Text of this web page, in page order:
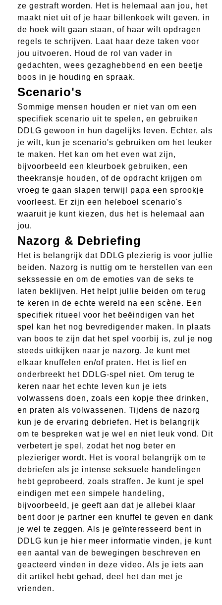
ze gestraft worden. Het is helemaal aan jou, het
maakt niet uit of je haar billenkoek wilt geven, in
de hoek wilt gaan staan, of haar wilt opdragen
regels te schrijven. Laat haar deze taken voor
jou uitvoeren. Houd de rol van vader in
gedachten, wees gezaghebbend en een beetje
boos in je houding en spraak.
Scenario's
Sommige mensen houden er niet van om een
specifiek scenario uit te spelen, en gebruiken
DDLG gewoon in hun dagelijks leven. Echter, als
je wilt, kun je scenario's gebruiken om het leuker
te maken. Het kan om het even wat zijn,
bijvoorbeeld een kleurboek gebruiken, een
theekransje houden, of de opdracht krijgen om
vroeg te gaan slapen terwijl papa een sprookje
voorleest. Er zijn een heleboel scenario's
waaruit je kunt kiezen, dus het is helemaal aan
jou.
Nazorg & Debriefing
Het is belangrijk dat DDLG plezierig is voor jullie
beiden. Nazorg is nuttig om te herstellen van een
sekssessie en om de emoties van de seks te
laten beklijven. Het helpt jullie beiden om terug
te keren in de echte wereld na een scène. Een
specifiek ritueel voor het beëindigen van het
spel kan het nog bevredigender maken. In plaats
van boos te zijn dat het spel voorbij is, zul je nog
steeds uitkijken naar je nazorg. Je kunt met
elkaar knuffelen en/of praten. Het is lief en
onderbreekt het DDLG-spel niet. Om terug te
keren naar het echte leven kun je iets
volwassens doen, zoals een kopje thee drinken,
en praten als volwassenen. Tijdens de nazorg
kun je de ervaring debriefen. Het is belangrijk
om te bespreken wat je wel en niet leuk vond. Dit
verbetert je spel, zodat het nog beter en
plezieriger wordt. Het is vooral belangrijk om te
debriefen als je intense seksuele handelingen
hebt geprobeerd, zoals straffen. Je kunt je spel
eindigen met een simpele handeling,
bijvoorbeeld, je geeft aan dat je allebei klaar
bent door je partner een knuffel te geven en dank
je wel te zeggen. Als je geïnteresseerd bent in
DDLG kun je hier meer informatie vinden, je kunt
een aantal van de bewegingen beschreven en
geacteerd vinden in deze video. Als je iets aan
dit artikel hebt gehad, deel het dan met je
vrienden.